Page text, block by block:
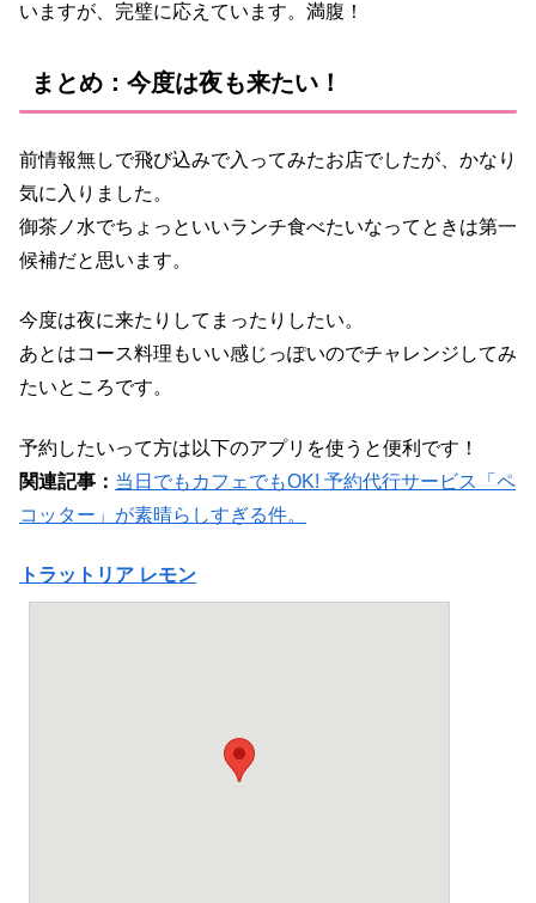
いますが、完璧に応えています。満腹！
まとめ：今度は夜も来たい！
前情報無しで飛び込みで入ってみたお店でしたが、かなり
気に入りました。
御茶ノ水でちょっといいランチ食べたいなってときは第一
候補だと思います。
今度は夜に来たりしてまったりしたい。
あとはコース料理もいい感じっぽいのでチャレンジしてみ
たいところです。
予約したいって方は以下のアプリを使うと便利です！
関連記事： 当日でもカフェでもOK! 予約代行サービス「ペ
コッター」が素晴らしすぎる件。
トラットリア レモン